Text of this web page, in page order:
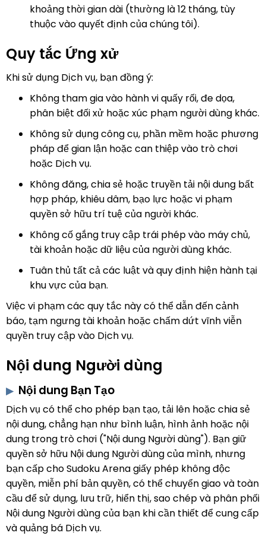
khoảng thời gian dài (thường là 12 tháng, tùy
thuộc vào quyết định của chúng tôi).
Quy tắc Ứng xử
Khi sử dụng Dịch vụ, bạn đồng ý:
Không tham gia vào hành vi quấy rối, đe dọa,
phân biệt đối xử hoặc xúc phạm người dùng khác.
Không sử dụng công cụ, phần mềm hoặc phương
pháp để gian lận hoặc can thiệp vào trò chơi
hoặc Dịch vụ.
Không đăng, chia sẻ hoặc truyền tải nội dung bất
hợp pháp, khiêu dâm, bạo lực hoặc vi phạm
quyền sở hữu trí tuệ của người khác.
Không cố gắng truy cập trái phép vào máy chủ,
tài khoản hoặc dữ liệu của người dùng khác.
Tuân thủ tất cả các luật và quy định hiện hành tại
khu vực của bạn.
Việc vi phạm các quy tắc này có thể dẫn đến cảnh
báo, tạm ngưng tài khoản hoặc chấm dứt vĩnh viễn
quyền truy cập vào Dịch vụ.
Nội dung Người dùng
Nội dung Bạn Tạo
Dịch vụ có thể cho phép bạn tạo, tải lên hoặc chia sẻ
nội dung, chẳng hạn như bình luận, hình ảnh hoặc nội
dung trong trò chơi ("Nội dung Người dùng"). Bạn giữ
quyền sở hữu Nội dung Người dùng của mình, nhưng
bạn cấp cho Sudoku Arena giấy phép không độc
quyền, miễn phí bản quyền, có thể chuyển giao và toàn
cầu để sử dụng, lưu trữ, hiển thị, sao chép và phân phối
Nội dung Người dùng của bạn khi cần thiết để cung cấp
và quảng bá Dịch vụ.